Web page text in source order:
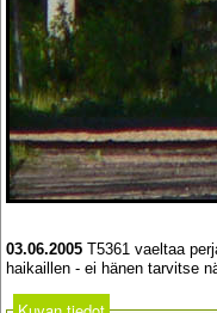
03.06.2005 T5361 vaeltaa
haikaillen - ei hänen tarvitse